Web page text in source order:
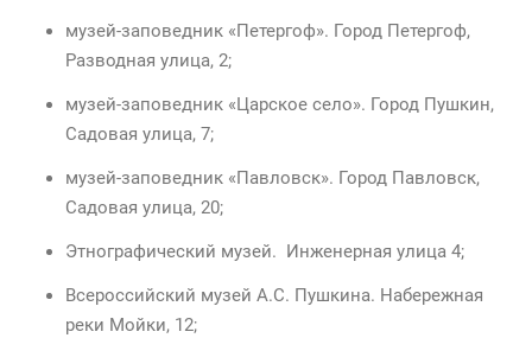
музей-заповедник «Петергоф». Город Петергоф,
Разводная улица, 2;
музей-заповедник «Царское село». Город Пушкин,
Садовая улица, 7;
музей-заповедник «Павловск». Город Павловск,
Садовая улица, 20;
Этнографический музей. Инженерная улица 4;
Всероссийский музей А.С. Пушкина. Набережная
реки Мойки, 12;